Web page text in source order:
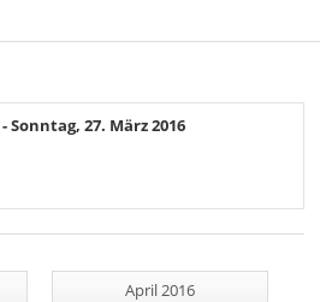
- Sonntag, 27. März 2016
April 2016